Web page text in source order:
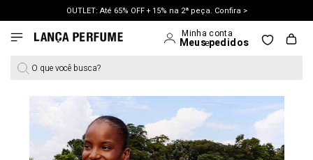
OUTLET: Até 65% OFF + 15% na 2ª peça. Confira >
LANÇAMENTO PRIMAVERA 27. Clique e aproveite.
O que você busca?